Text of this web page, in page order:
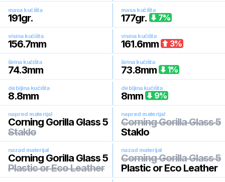
masa kućišta
191gr.
masa kućišta
177gr. 7%
visina kućišta
156.7mm
visina kućišta
161.6mm 3%
širina kućišta
74.3mm
širina kućišta
73.8mm 1%
debljina kućišta
8.8mm
debljina kućišta
8mm 9%
napred materijal
Corning Gorilla Glass 5
Staklo
napred materijal
Corning Gorilla Glass 5
Staklo
nazad materijal
Corning Gorilla Glass 5
Plastic or Eco Leather
nazad materijal
Corning Gorilla Glass 5
Plastic or Eco Leather